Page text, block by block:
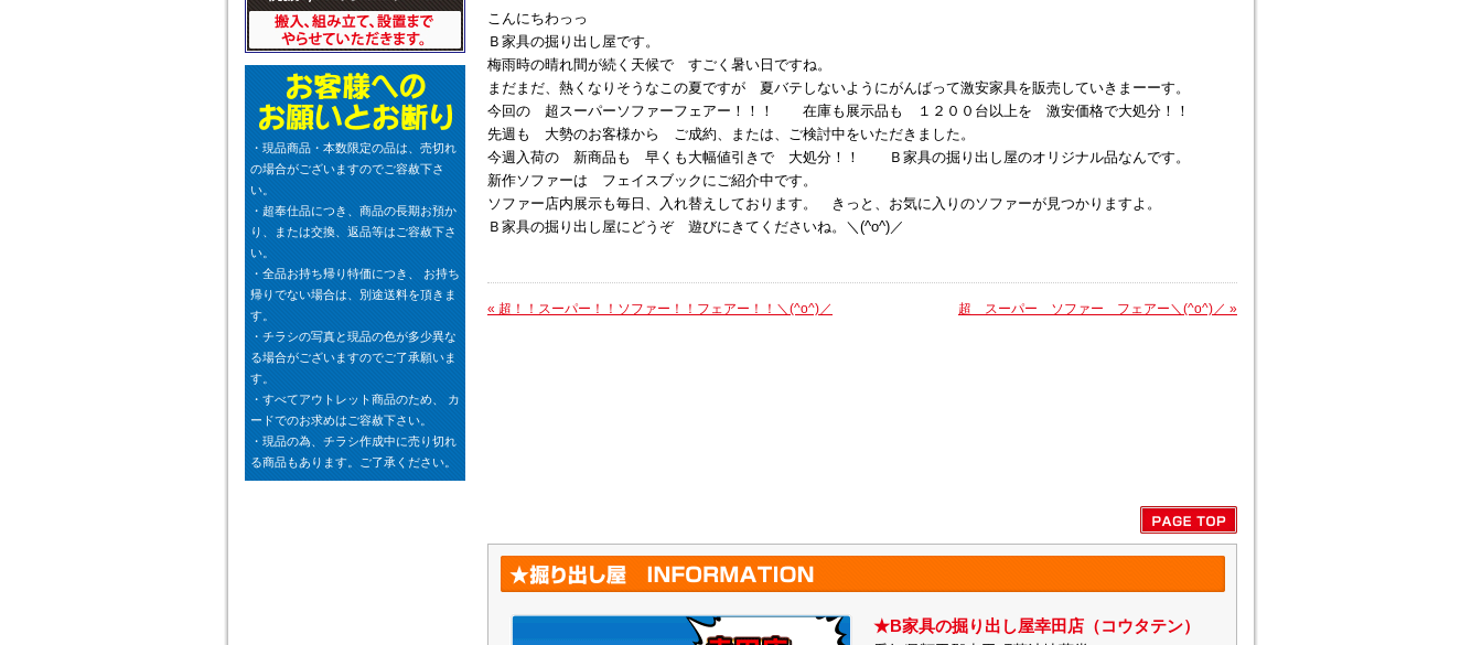
こんにちわっっ
Ｂ家具の掘り出し屋です。
梅雨時の晴れ間が続く天候で すごく暑い日ですね。
まだまだ、熱くなりそうなこの夏ですが 夏バテしないようにがんばって激安家具を販売していきまーーす。
今回の 超スーパーソファーフェアー！！！ 在庫も展示品も １２００台以上を 激安価格で大処分！！
先週も 大勢のお客様から ご成約、または、ご検討中をいただきました。
今週入荷の 新商品も 早くも大幅値引きで 大処分！！ Ｂ家具の掘り出し屋のオリジナル品なんです。
新作ソファーは フェイスブックにご紹介中です。
ソファー店内展示も毎日、入れ替えしております。 きっと、お気に入りのソファーが見つかりますよ。
Ｂ家具の掘り出し屋にどうぞ 遊びにきてくださいね。＼(^o^)／
« 超！！スーパー！！ソファー！！フェアー！！＼(^o^)／ 超 スーパー ソファー フェアー＼(^o^)／ »
・現品商品・本数限定の品は、売切れ
の場合がございますのでご容赦下さ
い。
・超奉仕品につき、商品の長期お預か
り、または交換、返品等はご容赦下さ
い。
・全品お持ち帰り特価につき、 お持ち
帰りでない場合は、別途送料を頂きま
す。
・チラシの写真と現品の色が多少異な
る場合がございますのでご了承願いま
す。
・すべてアウトレット商品のため、 カ
ードでのお求めはご容赦下さい。
・現品の為、チラシ作成中に売り切れ
る商品もあります。ご了承ください。
★B家具の掘り出し屋幸田店（コウタテン）